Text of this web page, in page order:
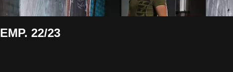
22/23